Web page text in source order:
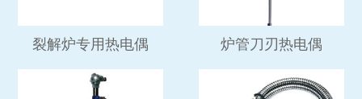
裂解炉专用热电偶 炉管刀刃热电偶